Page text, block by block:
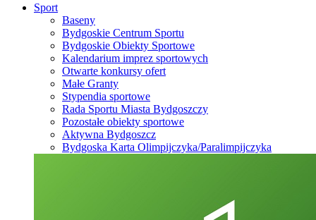
Sport
Baseny
Bydgoskie Centrum Sportu
Bydgoskie Obiekty Sportowe
Kalendarium imprez sportowych
Otwarte konkursy ofert
Małe Granty
Stypendia sportowe
Rada Sportu Miasta Bydgoszczy
Pozostałe obiekty sportowe
Aktywna Bydgoszcz
Bydgoska Karta Olimpijczyka/Paralimpijczyka